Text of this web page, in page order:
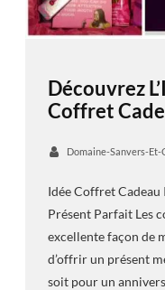
Découvrez
Coffret
Domaine-Sanvers-Et-
Idée Coffret
Présent Parfait Les
excellente façon de
d’offrir un présent
soit pour un